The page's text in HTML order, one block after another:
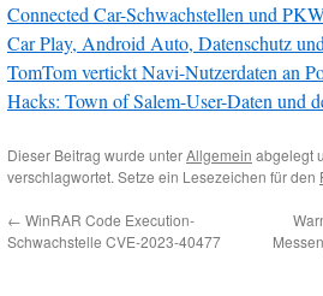
Connected Car-Schwachstellen und
Car Play, Android Auto, Datenschutz
TomTom vertickt Navi-Nutzerdaten an
Hacks: Town of Salem-User-Daten und
Dieser Beitrag wurde unterAllgemein abgelegt
verschlagwortet. Setze ein Lesezeichen für den
← WinRAR Code Execution-
Schwachstelle CVE-2023-40477